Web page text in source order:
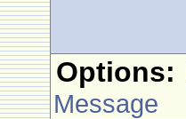
Options:
Message